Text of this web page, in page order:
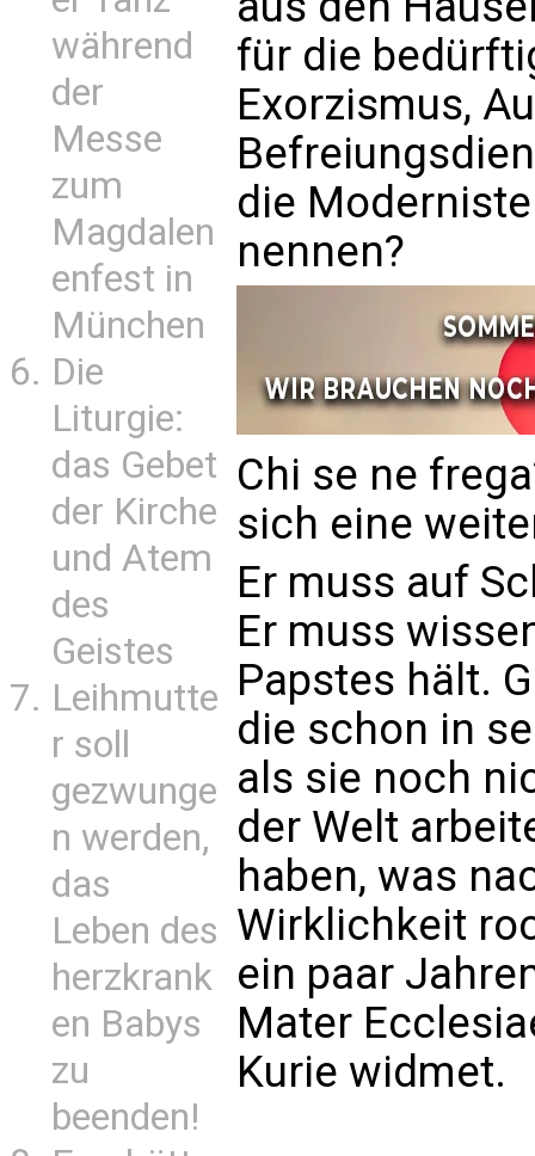
während
der
Messe
zum
Magdalen
enfest in
München
Die
Liturgie:
das Gebet
der Kirche
und Atem
des
Geistes
Leihmutte
r soll
gezwunge
n werden,
das
Leben des
herzkrank
en Babys
zu
beenden!
für die
Exorzismus,
die
nennen?
Chi se ne
sich eine
Er muss auf
Er muss
Papstes hält.
die schon in
als sie noch
der Welt
haben, was
Wirklichkeit
ein paar
Mater
Kurie widmet.